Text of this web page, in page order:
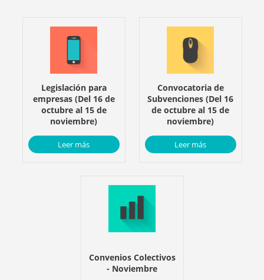
Legislación para
empresas (Del 16 de
octubre al 15 de
noviembre)
Leer más
Convocatoria de
Subvenciones (Del 16
de octubre al 15 de
noviembre)
Leer más
Convenios Colectivos
- Noviembre